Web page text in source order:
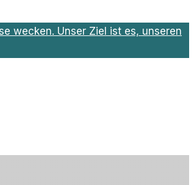
wecken. Unser Ziel ist es, unseren